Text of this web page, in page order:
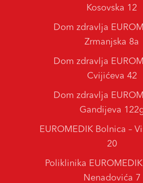
Kosovska 12
Dom zdravlja
Zrmanjska 8a
Dom zdravlja
Cvijićeva 42
Dom zdravlja
Gandijeva
EUROMEDIK Bolnica –
20
Poliklinika
Nenadovića 7